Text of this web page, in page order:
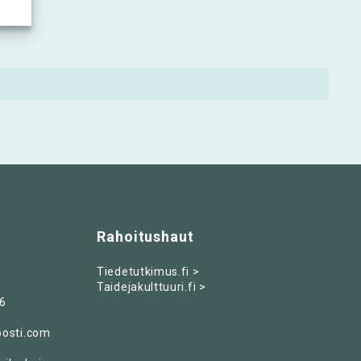
Rahoitushaut
Tiedetutkimus.fi >
Taidejakulttuuri.fi >